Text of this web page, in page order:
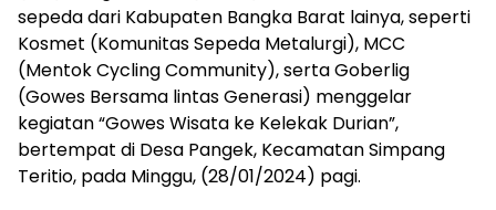
sepeda dari Kabupaten Bangka Barat lainya, seperti
Kosmet (Komunitas Sepeda Metalurgi), MCC
(Mentok Cycling Community), serta Goberlig
(Gowes Bersama lintas Generasi) menggelar
kegiatan “Gowes Wisata ke Kelekak Durian”,
bertempat di Desa Pangek, Kecamatan Simpang
Teritio, pada Minggu, (28/01/2024) pagi.